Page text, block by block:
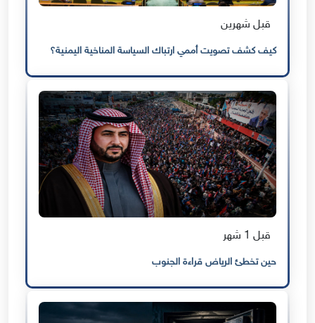
قبل شهرين
كيف كشف تصويت أممي ارتباك السياسة المناخية اليمنية؟
قبل 1 شهر
حين تخطئ الرياض قراءة الجنوب